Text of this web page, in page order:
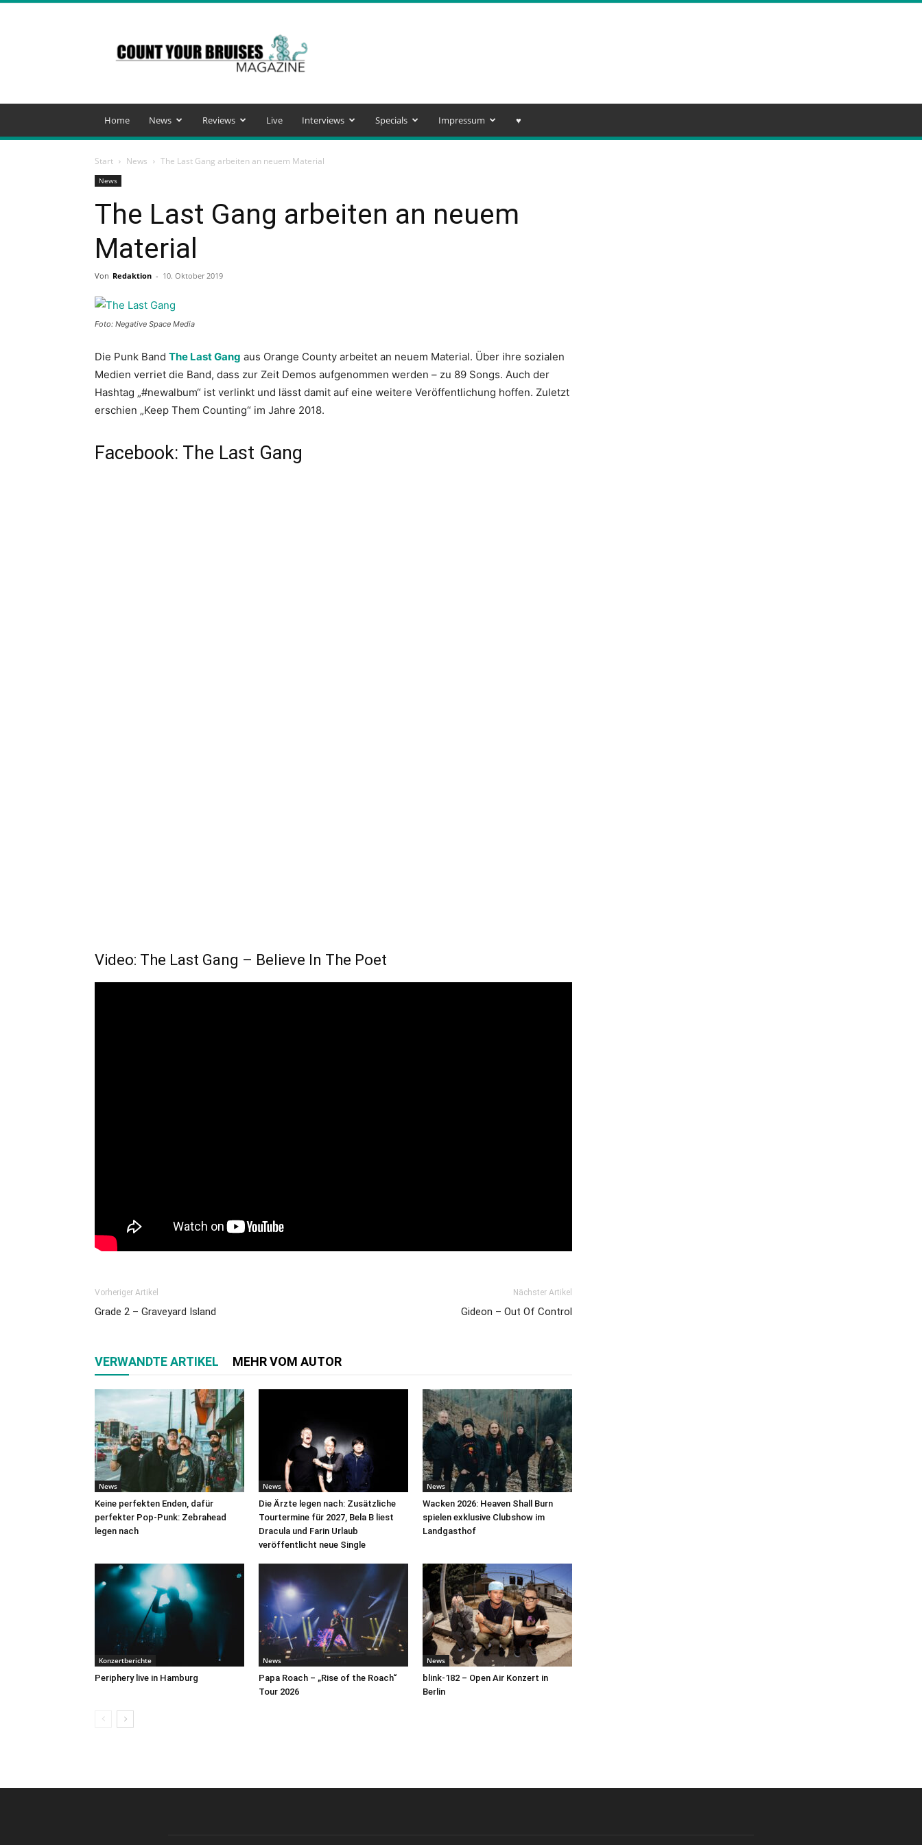
Your
Bruises
Magazine
Home News Reviews Live Interviews Specials Impressum ♥️
Start News The Last Gang arbeiten an neuem Material
News
The Last Gang arbeiten an neuem
Material
Von Redaktion - 10. Oktober 2019
Foto: Negative Space Media
Die Punk Band The Last Gang aus Orange County arbeitet an neuem Material. Über ihre sozialen
Medien verriet die Band, dass zur Zeit Demos aufgenommen werden – zu 89 Songs. Auch der
Hashtag „#newalbum“ ist verlinkt und lässt damit auf eine weitere Veröffentlichung hoffen. Zuletzt
erschien „Keep Them Counting“ im Jahre 2018.
Facebook: The Last Gang
Video: The Last Gang – Believe In The Poet
Vorheriger Artikel
Grade 2 – Graveyard Island
Nächster Artikel
Gideon – Out Of Control
VERWANDTE ARTIKEL MEHR VOM AUTOR
News
Keine perfekten Enden, dafür
perfekter Pop-Punk: Zebrahead
legen nach
News
Die Ärzte legen nach: Zusätzliche
Tourtermine für 2027, Bela B liest
Dracula und Farin Urlaub
veröffentlicht neue Single
News
Wacken 2026: Heaven Shall Burn
spielen exklusive Clubshow im
Landgasthof
Konzertberichte
Periphery live in Hamburg
News
Papa Roach – „Rise of the Roach“
Tour 2026
News
blink-182 – Open Air Konzert in
Berlin